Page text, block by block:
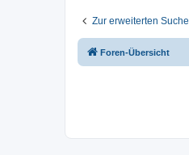
Zur erweiterten Suche
Foren-Übersicht